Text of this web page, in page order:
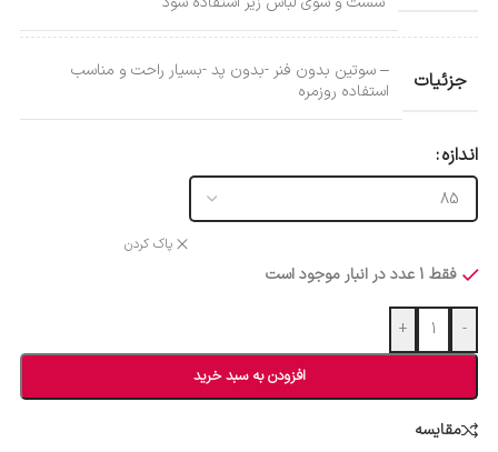
جزئیات
– سوتین بدون فنر -بدون پد -بسیار راحت و مناسب
استفاده روزمره
اندازه
پاک کردن
فقط 1 عدد در انبار موجود است
-
+
افزودن به سبد خرید
مقایسه